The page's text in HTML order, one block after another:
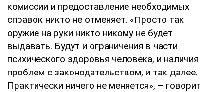
комиссии и предоставление необходимых
справок никто не отменяет. «Просто так
оружие на руки никто никому не будет
выдавать. Будут и ограничения в части
психического здоровья человека, и наличия
проблем с законодательством, и так далее.
Практически ничего не меняется», – говорит